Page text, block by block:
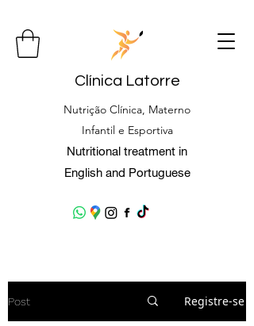
Clínica Latorre
Nutrição Clínica, Materno
Infantil e Esportiva
Nutritional treatment in
English and Portuguese
Post Registre-se